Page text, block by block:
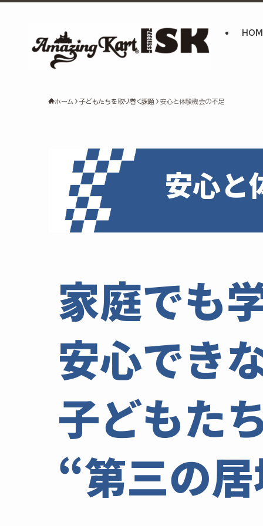
ホーム 子どもたちを取り巻く課題 安心と体験機会の不足
安心と
家庭でも
安心でき
子どもた
“第三の